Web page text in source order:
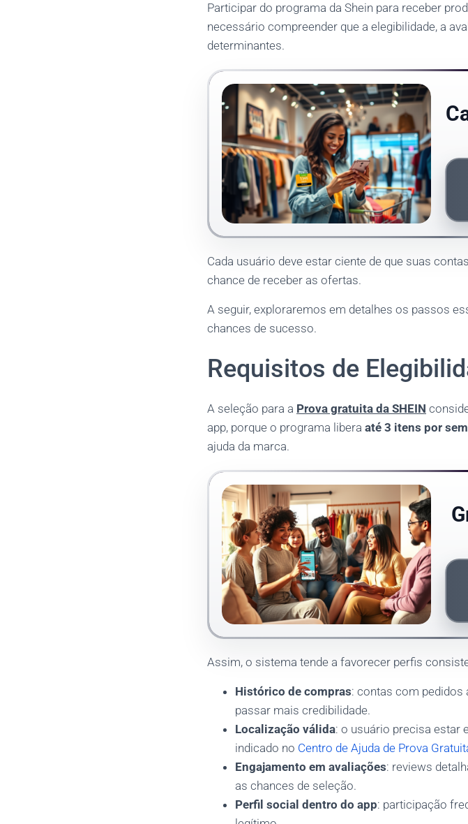
Participar do programa da Shein para receber
necessário compreender que a elegibilidade, a
determinantes.
Cada usuário deve estar ciente de que suas
chance de receber as ofertas.
A seguir, exploraremos em detalhes os passos
chances de sucesso.
Requisitos de
A seleção para a Prova gratuita da SHEIN
app, porque o programa libera até 3 itens por
ajuda da marca.
Assim, o sistema tende a favorecer perfis
Histórico de compras: contas com
passar mais credibilidade.
Localização válida: o usuário precisa estar
indicado no Centro de Ajuda de Prova
Engajamento em avaliações: reviews
as chances de seleção.
Perfil social dentro do app: participação